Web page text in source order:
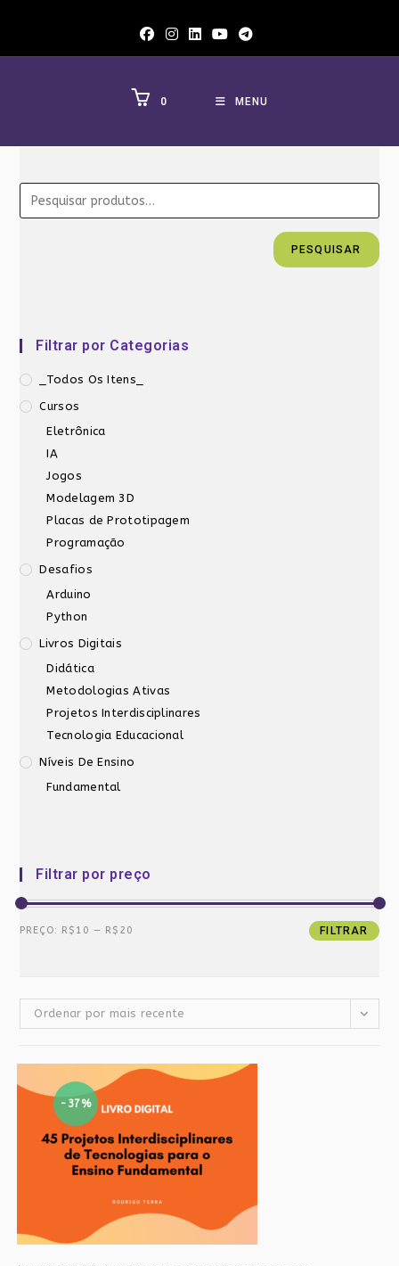
0 MENU
PESQUISAR
Filtrar por Categorias
_Todos Os Itens_
Cursos
Eletrônica
IA
Jogos
Modelagem 3D
Placas de Prototipagem
Programação
Desafios
Arduino
Python
Livros Digitais
Didática
Metodologias Ativas
Projetos Interdisciplinares
Tecnologia Educacional
Níveis De Ensino
Fundamental
Filtrar por preço
Preço
Preço
FILTRAR
PREÇO: R$10 — R$20
Ordenar por mais recente
-37%